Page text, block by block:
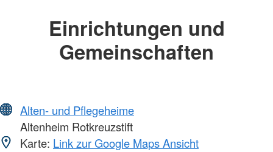
Einrichtungen und
Gemeinschaften
Alten- und Pflegeheime
Altenheim Rotkreuzstift
Karte: Link zur Google Maps Ansicht